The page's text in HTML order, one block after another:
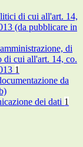
di cui all'art. 14,
(da pubblicare in
di
di cui all'art. 14, co.
1
da
dei dati 1